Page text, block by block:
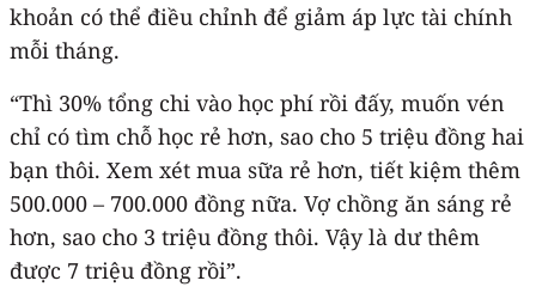
khoản có thể điều chỉnh để giảm áp lực tài chính
mỗi tháng.
“Thì 30% tổng chi vào học phí rồi đấy, muốn vén
chỉ có tìm chỗ học rẻ hơn, sao cho 5 triệu đồng hai
bạn thôi. Xem xét mua sữa rẻ hơn, tiết kiệm thêm
500.000 – 700.000 đồng nữa. Vợ chồng ăn sáng rẻ
hơn, sao cho 3 triệu đồng thôi. Vậy là dư thêm
được 7 triệu đồng rồi”.